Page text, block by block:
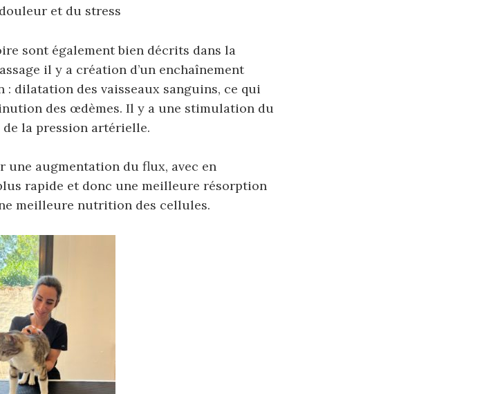
et du stress
sont également bien décrits dans la
il y a création d’un enchaînement
dilatation des vaisseaux sanguins, ce qui
des œdèmes. Il y a une stimulation du
la pression artérielle.
une augmentation du flux, avec en
rapide et donc une meilleure résorption
meilleure nutrition des cellules.